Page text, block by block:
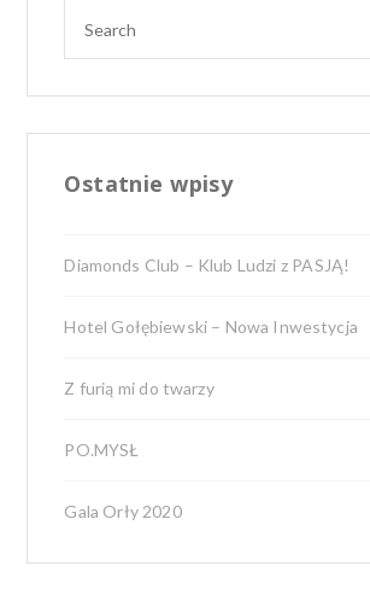
Ostatnie wpisy
Diamonds Club – Klub Ludzi z PASJĄ!
Hotel Gołębiewski – Nowa Inwestycja
Z furią mi do twarzy
PO.MYSŁ
Gala Orły 2020